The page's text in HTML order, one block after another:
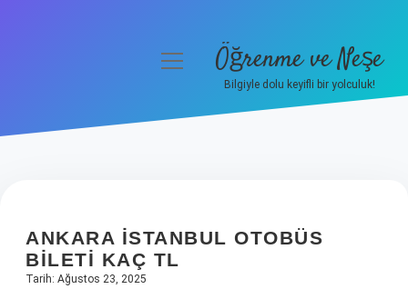
Hakkımızda
menüyüÖğrenme ve Neşe
Bilgiyle dolu keyifli bir yolculuk!
ANKARA İSTANBUL OTOBÜS
BILETI KAÇ TL
Tarih: Ağustos 23, 2025